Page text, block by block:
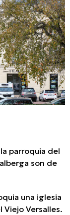
parroquia del
son de
una iglesia
Viejo Versalles.